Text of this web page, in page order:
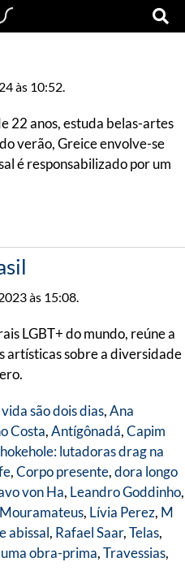
às 10:52.
22 anos, estuda belas-artes
verão, Greice envolve-se
é responsabilizado por um
às 15:08.
LGBT+ do mundo, reúne a
artísticas sobre a diversidade
são dois dias,Ana
Costa,Antígônadá,Capim
lutadoras drag na
,Corpo presente,dora longo
von Ha, Leandro Goddinho,
, Lívia Perez, M
abissal, Rafael Saar,Telas,
obra-prima,Travessias,